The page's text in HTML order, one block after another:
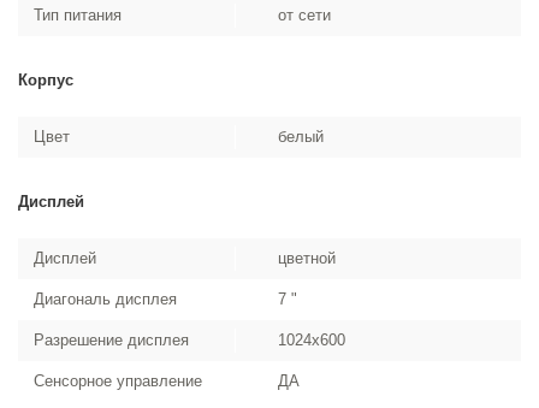
Тип питания от сети
Корпус
Цвет белый
Дисплей
Дисплей цветной
Диагональ дисплея 7 "
Разрешение дисплея 1024x600
Сенсорное управление ДА